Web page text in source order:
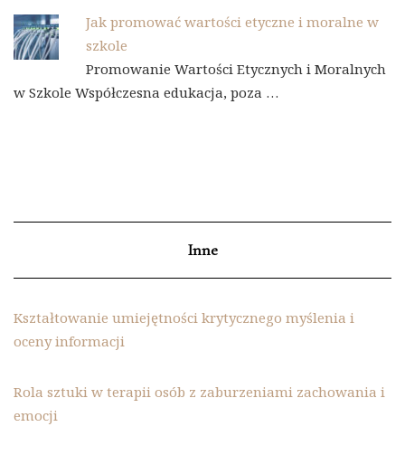
Jak promować wartości etyczne i moralne w
szkole
Promowanie Wartości Etycznych i Moralnych
w Szkole Współczesna edukacja, poza …
Inne
Kształtowanie umiejętności krytycznego myślenia i
oceny informacji
Rola sztuki w terapii osób z zaburzeniami zachowania i
emocji